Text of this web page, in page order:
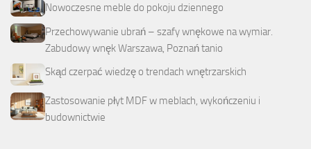
Nowoczesne meble do pokoju dziennego
Przechowywanie ubrań – szafy wnękowe na wymiar.
Zabudowy wnęk Warszawa, Poznań tanio
Skąd czerpać wiedzę o trendach wnętrzarskich
Zastosowanie płyt MDF w meblach, wykończeniu i
budownictwie